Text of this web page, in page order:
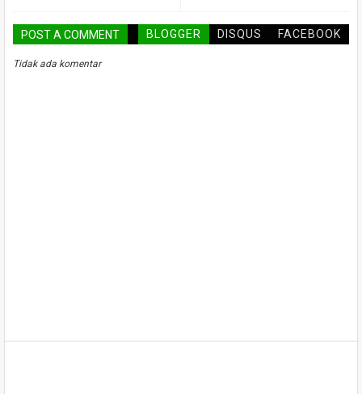
POST A COMMENT BLOGGER DISQUS FACEBOOK
Tidak ada komentar